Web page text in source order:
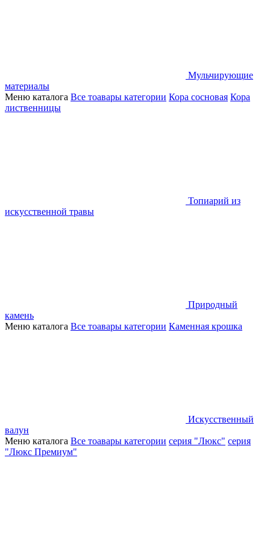
Мульчирующие
материалы
Меню каталога Все тоавары категории Кора сосновая Кора
лиственницы
Топиарий из
искусственной травы
Природный
камень
Меню каталога Все тоавары категории Каменная крошка
Искусственный
валун
Меню каталога Все тоавары категории серия "Люкс" серия
"Люкс Премиум"